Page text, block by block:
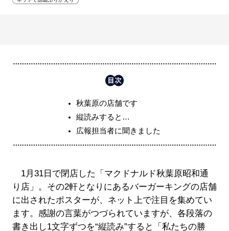
秋葉原の店舗です
縦読みすると…
広報担当者に聞きました
1月31日で閉店した「マクドナルド秋葉原昭和通
り店」。その2軒となりにあるバーガーキングの店舗
に出されたポスターが、ネット上で注目を集めてい
ます。感謝の言葉がつづられていますが、各段落の
書き出し1文字ずつを“縦読み”すると「私たちの勝